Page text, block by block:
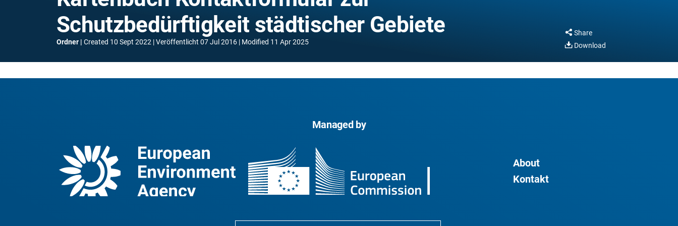
Schutzbedürftigkeit städtischer Gebiete
Ordner Created 10 Sept 2022 Veröffentlicht 07 Jul 2016 Modified 11 Apr 2025
Share
Download
Managed by
About
Kontakt